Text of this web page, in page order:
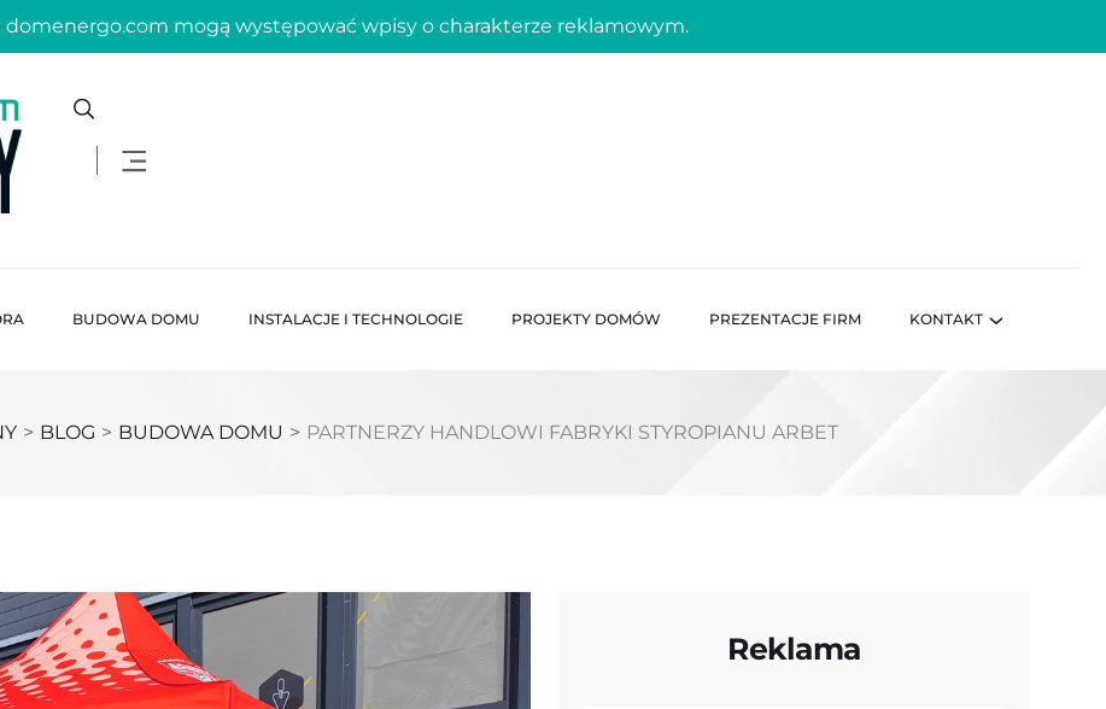
domenergo.com mogą występować wpisy o charakterze reklamowym.
BUDOWA DOMU INSTALACJE I TECHNOLOGIE PROJEKTY DOMÓW PREZENTACJE FIRM KONTAKT
> BLOG > BUDOWA DOMU > PARTNERZY HANDLOWI FABRYKI STYROPIANU ARBET
Reklama